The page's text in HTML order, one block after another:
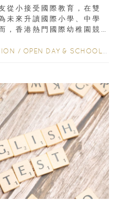
從小接受國際教育，在雙
未來升讀國際小學、中學
，香港熱門國際幼稚園競
/ OPEN DAY & SCHOOL EVENTS